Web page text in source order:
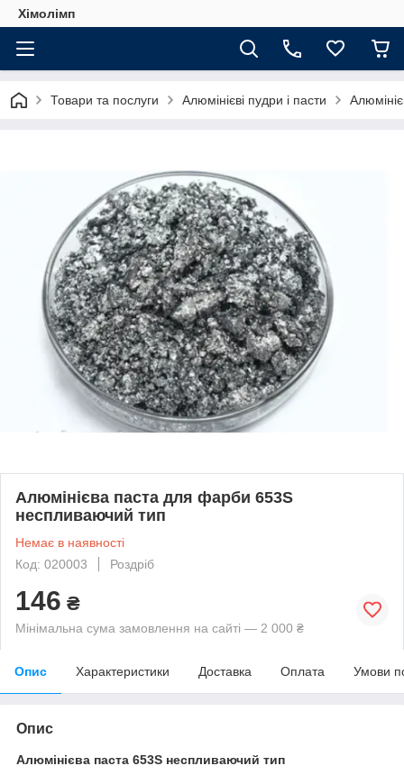
Хімолімп
Товари та послуги Алюмінієві пудри і пасти
Алюмінієва паста для фарби 653S
неспливаючий тип
Немає в наявності
Код: 020003
Роздріб
146 ₴
Мінімальна сума замовлення на сайті — 2 000 ₴
Опис Характеристики Доставка Оплата Умови
Опис
Алюмінієва паста 653S неспливаючий тип